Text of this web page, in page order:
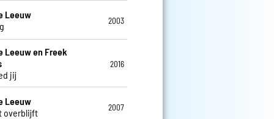
Leeuw
2003
Leeuw en Freek
jij
2016
Leeuw
overblijft
2007